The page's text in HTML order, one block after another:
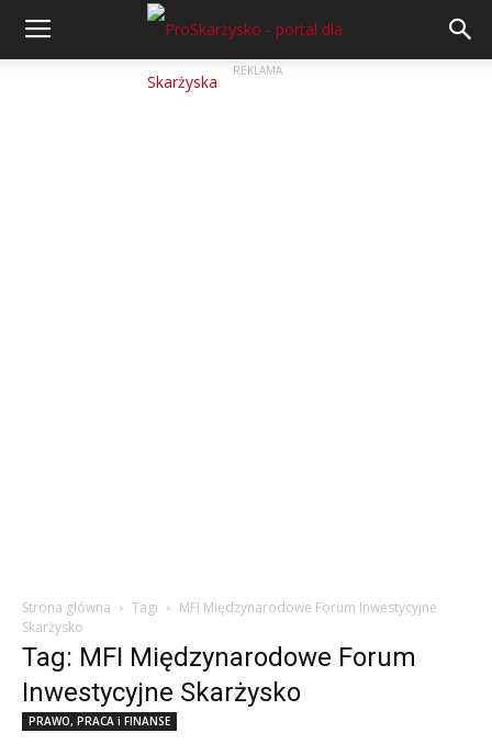
REKLAMA
Strona główna Tagi
MFI Międzynarodowe Forum Inwestycyjne
Skarżysko
Tag: MFI Międzynarodowe Forum
Inwestycyjne Skarżysko
PRAWO, PRACA i FINANSE